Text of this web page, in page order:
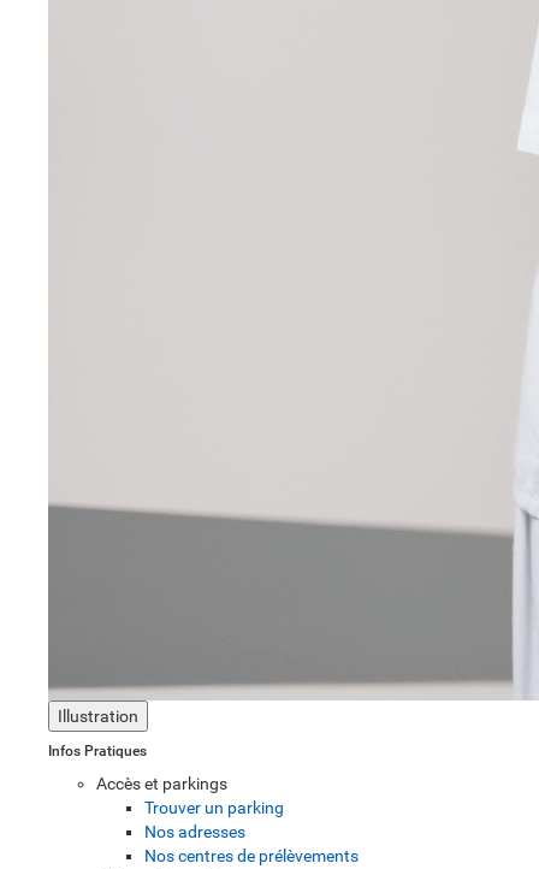
Illustration
Infos Pratiques
Accès et parkings
Trouver un parking
Nos adresses
Nos centres de prélèvements